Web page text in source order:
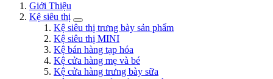
Giới Thiệu
Kệ siêu thị
Kệ siêu thị trưng bày sản phẩm
Kệ siêu thị MINI
Kệ bán hàng tạp hóa
Kệ cửa hàng mẹ và bé
Kệ cửa hàng trưng bày sữa